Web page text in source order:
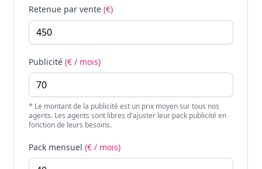
Retenue par vente (€)
Publicité (€ / mois)
* Le montant de la publicité est un prix moyen sur tous nos
agents. Les agents sont libres d'ajuster leur pack publicité en
fonction de leurs besoins.
Pack mensuel (€ / mois)